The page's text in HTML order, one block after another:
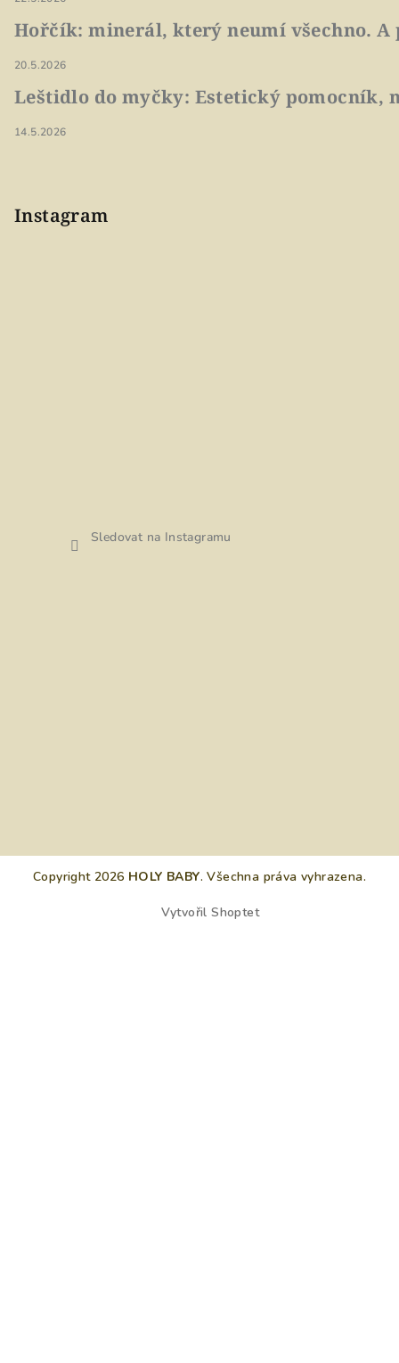
Hořčík: minerál, který neumí všechno.
20.5.2026
Leštidlo do myčky: Estetický pomocník,
14.5.2026
Instagram
Sledovat na Instagramu
Copyright 2026 HOLY BABY. Všechna práva vyhrazena.
Vytvořil Shoptet